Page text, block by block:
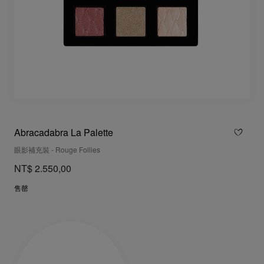
Abracadabra La Palette
眼影補充裝 - Rouge Follies
NT$ 2.550,00
售罄